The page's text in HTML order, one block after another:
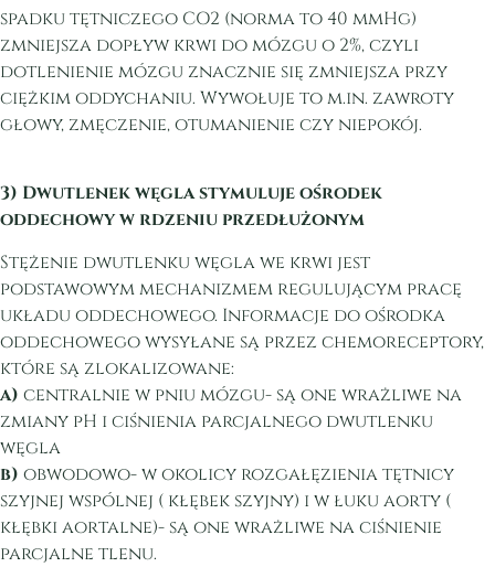
spadku tętniczego CO2 (norma to 40 mmHg)
zmniejsza dopływ krwi do mózgu o 2%, czyli
dotlenienie mózgu znacznie się zmniejsza przy
ciężkim oddychaniu. Wywołuje to m.in. zawroty
głowy, zmęczenie, otumanienie czy niepokój.
3) Dwutlenek węgla stymuluje ośrodek
oddechowy w rdzeniu przedłużonym
Stężenie dwutlenku węgla we krwi jest
podstawowym mechanizmem regulującym pracę
układu oddechowego. Informacje do ośrodka
oddechowego wysyłane są przez chemoreceptory,
które są zlokalizowane:
a) centralnie w pniu mózgu- są one wrażliwe na
zmiany pH i ciśnienia parcjalnego dwutlenku
węgla
b) obwodowo- w okolicy rozgałęzienia tętnicy
szyjnej wspólnej ( kłębek szyjny) i w łuku aorty (
kłębki aortalne)- są one wrażliwe na ciśnienie
parcjalne tlenu.